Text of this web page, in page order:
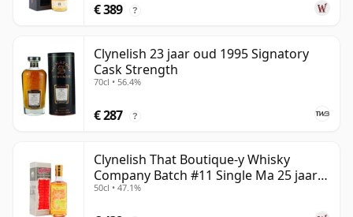
€ 389 ?
Clynelish 23 jaar oud 1995 Signatory
Cask Strength
70cl • 56.4%
€ 287 ?
Clynelish That Boutique-y Whisky
Company Batch #11 Single Ma 25 jaar
oud
50cl • 47.1%